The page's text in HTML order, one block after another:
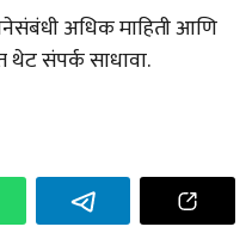
अधिक माहिती आणि
संपर्क साधावा.